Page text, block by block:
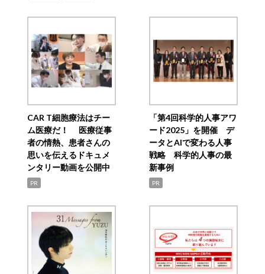
CAR T細胞療法はチー
ム医療だ！ 医療従事
者の情熱、患者さんの
思いを伝えるドキュメ
ンタリー動画を公開中
PR
「第4回科学的人事アワ
ード2025」を開催 デ
ータとAIで変わる人事
戦略 科学的人事の最
新事例
PR